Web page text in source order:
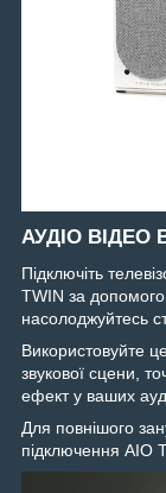
АУДІО ВІДЕО
Підключіть
TWIN за
насолоджуйтесь
Використовуйте
звукової сцени,
ефект у ваших
Для повнішого
підключення AIO